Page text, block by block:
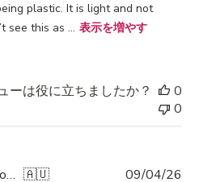
plastic. It is light and not
see this as ... 表示を増やす
ーは役に立ちましたか？
0
0
Verified-Customer 🇦🇺 09/04/26